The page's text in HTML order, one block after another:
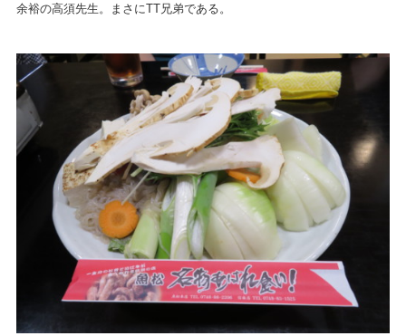
余裕の高須先生。まさにTT兄弟である。